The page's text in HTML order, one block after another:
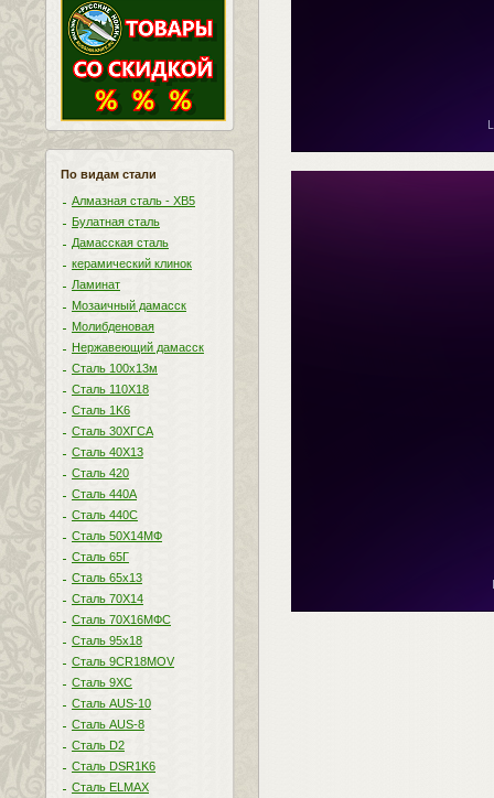
По видам стали
Алмазная сталь - ХВ5
Булатная сталь
Дамасская сталь
керамический клинок
Ламинат
Мозаичный дамасск
Молибденовая
Нержавеющий дамасск
Сталь 100х13м
Сталь 110Х18
Сталь 1K6
Сталь 30ХГСА
Сталь 40Х13
Сталь 420
Сталь 440A
Сталь 440С
Сталь 50Х14МФ
Сталь 65Г
Сталь 65х13
Сталь 70Х14
Сталь 70Х16МФС
Сталь 95х18
Сталь 9CR18MOV
Сталь 9ХС
Сталь AUS-10
Сталь AUS-8
Сталь D2
Сталь DSR1K6
Сталь ELMAX